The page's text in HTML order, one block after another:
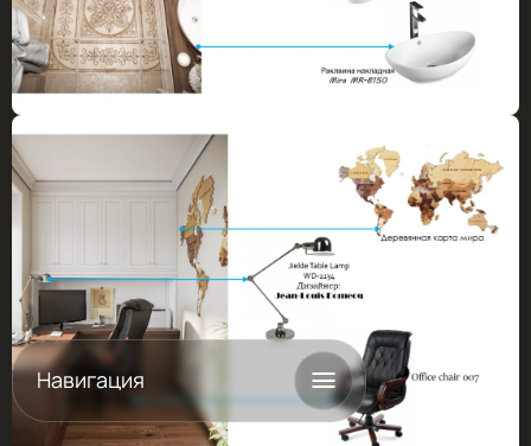
Навигация